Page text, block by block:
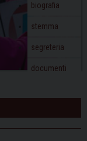
biografia
stemma
segreteria
documenti